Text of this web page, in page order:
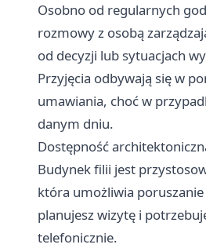
Osobno od regularnych
rozmowy z osobą
od decyzji lub sytuacjach
Przyjęcia odbywają się w
umawiania, choć w
danym dniu.
Dostępność
Budynek filii jest
która umożliwia
planujesz wizytę i
telefonicznie.